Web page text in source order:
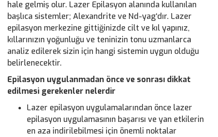
hale gelmiş olur. Lazer Epilasyon alanında kullanılan
başlıca sistemler; Alexandrite ve Nd-yag‘dır. Lazer
epilasyon merkezine gittiğinizde cilt ve kıl yapınız,
kıllarınızın yoğunluğu ve teninizin tonu uzmanlarca
analiz edilerek sizin için hangi sistemin uygun olduğu
belirlenecektir.
Epilasyon uygulanmadan önce ve sonrası dikkat
edilmesi gerekenler nelerdir
Lazer epilasyon uygulamalarından önce lazer
epilasyon uygulamasının başarısı ve yan etkilerin
en aza indirilebilmesi için önemli noktalar